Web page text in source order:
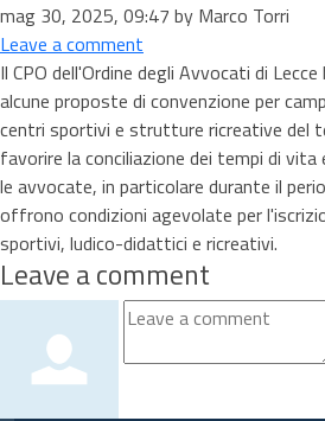
mag 30, 2025, 09:47 by Marco Torri
Leave a comment
Il CPO dell'Ordine degli Avvocati di
alcune proposte di convenzione per
centri sportivi e strutture ricreative del
favorire la conciliazione dei tempi di
le avvocate, in particolare durante il
offrono condizioni agevolate per
sportivi, ludico-didattici e ricreativi.
Leave a comment